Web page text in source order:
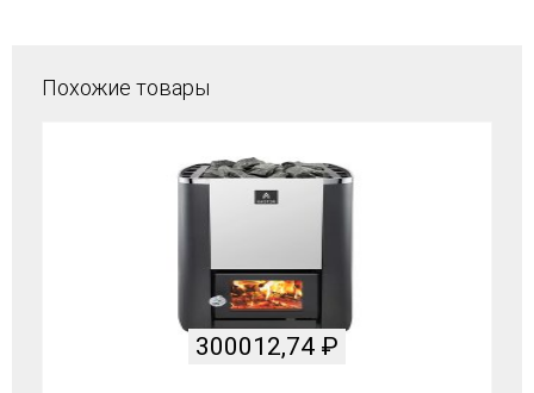
Похожие товары
300012,74 ₽